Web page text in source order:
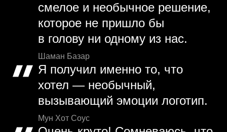
смелое и необычное решение,
которое не пришло бы
в голову ни одному из нас.
Шаман Базар
Я получил именно то, что
хотел — необычный,
вызывающий эмоции логотип.
Мун Хот Соус